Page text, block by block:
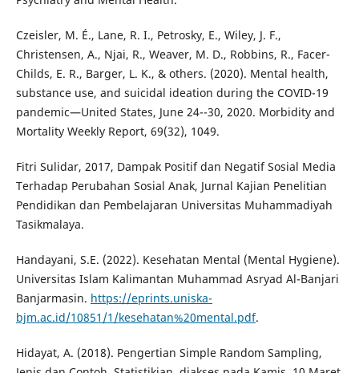
Czeisler, M. É., Lane, R. I., Petrosky, E., Wiley, J. F.,
Christensen, A., Njai, R., Weaver, M. D., Robbins, R., Facer-
Childs, E. R., Barger, L. K., & others. (2020). Mental health,
substance use, and suicidal ideation during the COVID-19
pandemic—United States, June 24--30, 2020. Morbidity and
Mortality Weekly Report, 69(32), 1049.
Fitri Sulidar, 2017, Dampak Positif dan Negatif Sosial Media
Terhadap Perubahan Sosial Anak, Jurnal Kajian Penelitian
Pendidikan dan Pembelajaran Universitas Muhammadiyah
Tasikmalaya.
Handayani, S.E. (2022). Kesehatan Mental (Mental Hygiene).
Universitas Islam Kalimantan Muhammad Asryad Al-Banjari
Banjarmasin. https://eprints.uniska-
bjm.ac.id/10851/1/kesehatan%20mental.pdf.
Hidayat, A. (2018). Pengertian Simple Random Sampling,